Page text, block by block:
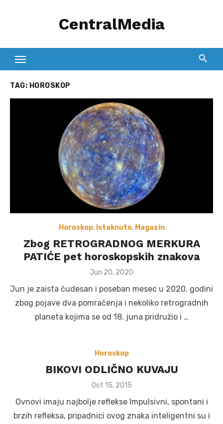
CentralMedia
TAG: HOROSKOP
Horoskop, Istaknuto, Magazin
Zbog RETROGRADNOG MERKURA
PATIĆE pet horoskopskih znakova
Posted
Jun 20, 2020
Jun je zaista čudesan i poseban mesec u 2020. godini
zbog pojave dva pomračenja i nekoliko retrogradnih
planeta kojima se od 18. juna pridružio i …
Horoskop
BIKOVI ODLIČNO KUVAJU
Posted
Oct 15, 2015
Ovnovi imaju najbolje reflekse Impulsivni, spontani i
brzih refleksa, pripadnici ovog znaka inteligentni su i